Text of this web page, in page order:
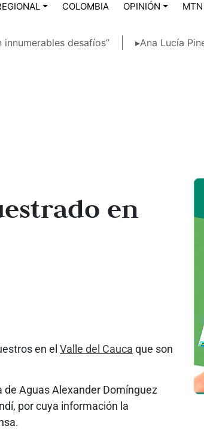
COLOMBIA OPINIÓN MTN
innumerables desafíos”
▸Ana Lucía
en
en el Valle del Cauca que son
de Aguas Alexander Domínguez
por cuya información la